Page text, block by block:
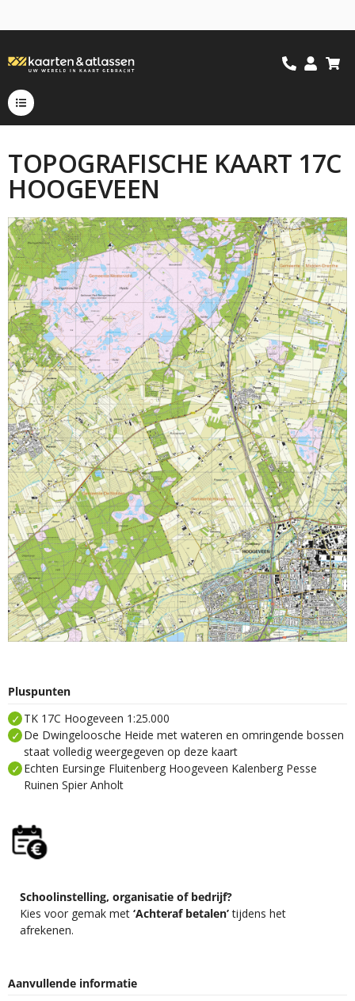
TOPOGRAFISCHE KAART 17C
HOOGEVEEN
Pluspunten
TK 17C Hoogeveen 1:25.000
De Dwingeloosche Heide met wateren en omringende bossen
staat volledig weergegeven op deze kaart
Echten Eursinge Fluitenberg Hoogeveen Kalenberg Pesse
Ruinen Spier Anholt
Schoolinstelling, organisatie of bedrijf?
Kies voor gemak met ‘Achteraf betalen’tijdens het
afrekenen.
Aanvullende informatie